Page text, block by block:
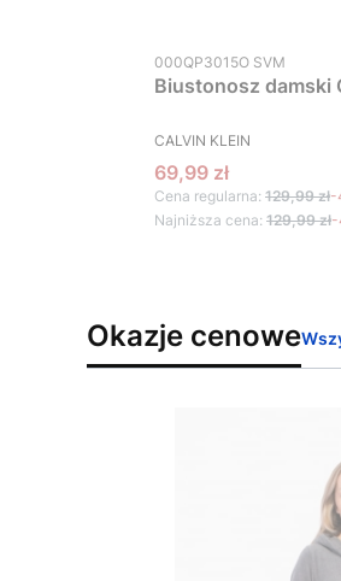
Kod produktu
000QP3015O SVM
Biustonosz damski
PRODUCENT
CALVIN KLEIN
Cena promocyjna
69,99 zł
Cena regularna: 129,99 zł-
Najniższa cena: 129,99 zł-
Okazje cenowe